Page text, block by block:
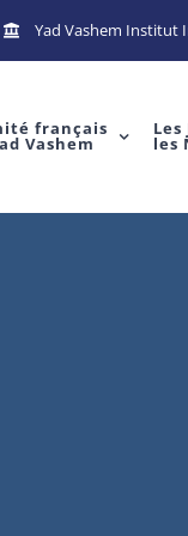
Yad Vashem Institut
français
Vashem les